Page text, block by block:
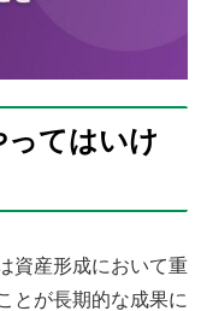
ってはいけ
資産形成において重
とが長期的な成果に